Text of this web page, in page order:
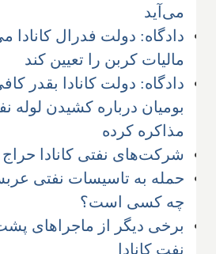
می‌آید
دادگاه: دولت فدرال کانادا
مالیات کربن را تعیین کند
دادگاه: دولت کانادا بقدر
بومیان درباره کشیدن لوله
مذاکره کرده
شرکت‌های نفتی کانادا
حمله به تاسیسات نفتی
چه کسی است؟
برخی دیگر از ماجراهای
نفت کانادا